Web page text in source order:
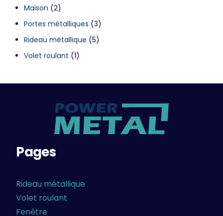
Maison (2)
Portes métalliques (3)
Rideau métallique (5)
Volet roulant (1)
Pages
Rideau métallique
Volet roulant
Fenêtre